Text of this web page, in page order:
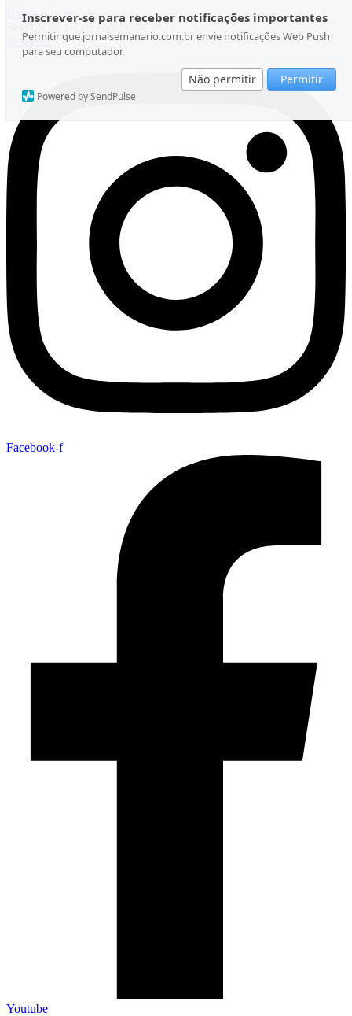
Inscrever-se para receber notificações importantes
Permitir que jornalsemanario.com.br envie notificações Web Push
para seu computador.
Não permitir Permitir
Powered by SendPulse
Ir para o conteúdo
Sexta-feira, 07 de Agosto de 2026
Instagram
Facebook-f
Youtube